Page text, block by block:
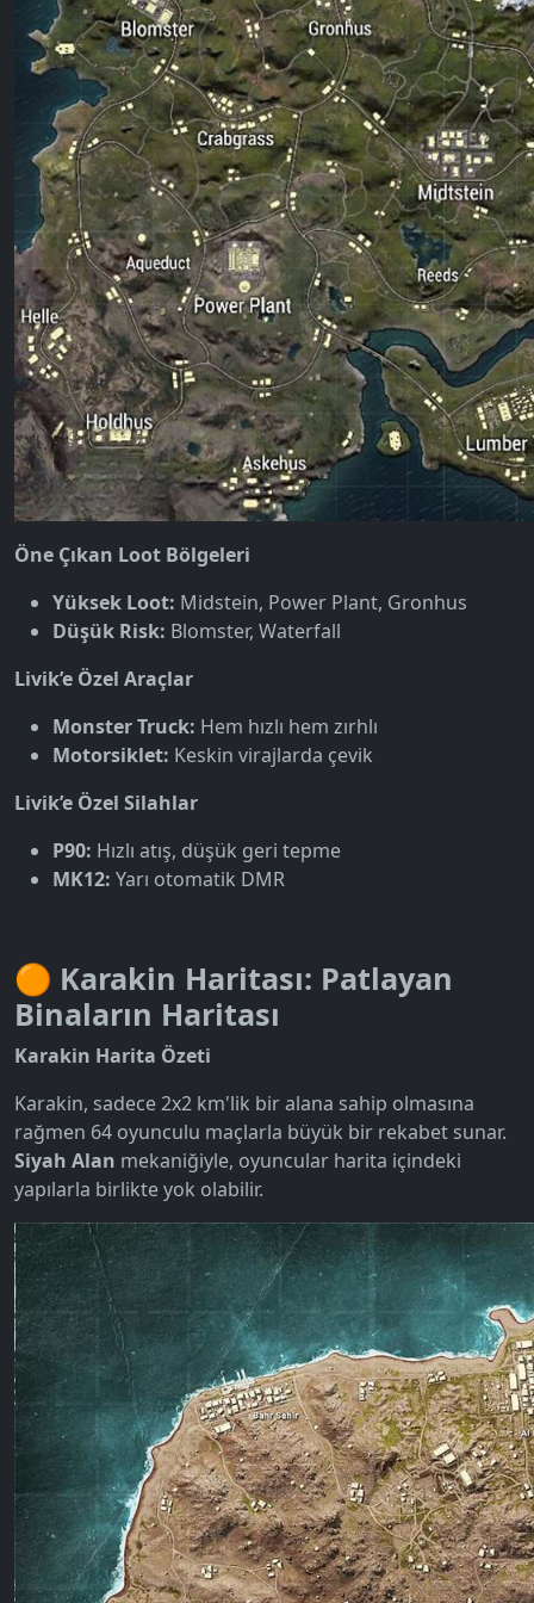
Öne Çıkan Loot Bölgeleri
Yüksek Loot: Midstein, Power Plant, Gronhus
Düşük Risk: Blomster, Waterfall
Livik’e Özel Araçlar
Monster Truck: Hem hızlı hem zırhlı
Motorsiklet: Keskin virajlarda çevik
Livik’e Özel Silahlar
P90: Hızlı atış, düşük geri tepme
MK12: Yarı otomatik DMR
🟠 Karakin Haritası: Patlayan
Binaların Haritası
Karakin Harita Özeti
Karakin, sadece 2x2 km'lik bir alana sahip olmasına
rağmen 64 oyunculu maçlarla büyük bir rekabet sunar.
Siyah Alan mekaniğiyle, oyuncular harita içindeki
yapılarla birlikte yok olabilir.